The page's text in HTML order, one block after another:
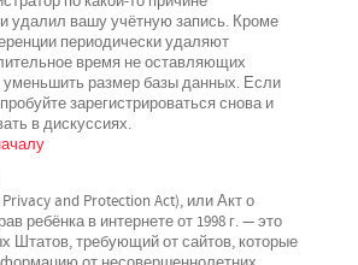
удалил вашу учётную запись. Кроме
периодически удаляют
время не оставляющих
размер базы данных. Если
зарегистрироваться снова и
в дискуссиях.
Privacy and Protection Act), или Акт о
ребёнка в интернете от 1998 г. — это
Штатов, требующий от сайтов, которые